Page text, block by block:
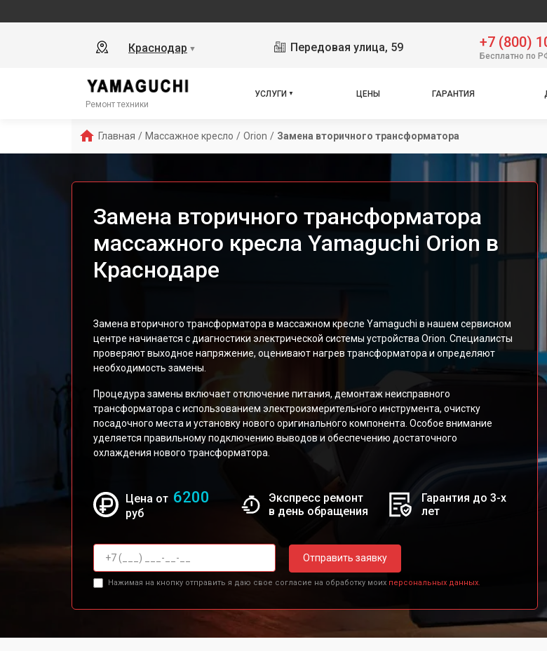
Краснодар ▼ Передовая улица, 59 +7 (800)
Бесплатно по
Ремонт техники
УСЛУГИ ЦЕНЫ ГАРАНТИЯ
Главная / Массажное кресло / Orion / Замена вторичного трансформатора
Замена вторичного трансформатора
массажного кресла Yamaguchi Orion в
Краснодаре
Замена вторичного трансформатора в массажном кресле Yamaguchi в нашем сервисном
центре начинается с диагностики электрической системы устройства Orion. Специалисты
проверяют выходное напряжение, оценивают нагрев трансформатора и определяют
необходимость замены.
Процедура замены включает отключение питания, демонтаж неисправного
трансформатора с использованием электроизмерительного инструмента, очистку
посадочного места и установку нового оригинального компонента. Особое внимание
уделяется правильному подключению выводов и обеспечению достаточного
охлаждения нового трансформатора.
Цена от 6200
руб
Экспресс ремонт
в день обращения
Гарантия до 3-х
лет
Отправить заявку
Нажимая на кнопку отправить я даю свое согласие на обработку моих персональных данных.